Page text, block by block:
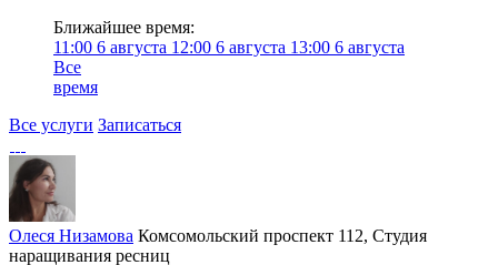
Ближайшее время:
11:00 6 августа 12:00 6 августа 13:00 6 августа
Все
время
Все услуги Записаться
Олеся Низамова Комсомольский проспект 112, Студия
наращивания ресниц